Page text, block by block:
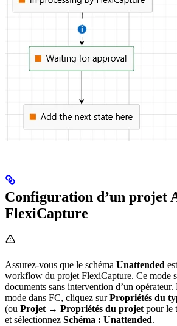
Configuration d’un projet
FlexiCapture
Assurez-vous que le schéma Unattended
workflow du projet FlexiCapture. Ce mode
documents sans intervention d’un
mode dans FC, cliquez surPropriétés du
(ou Projet → Propriétés du projet pour le
et sélectionnez Schéma : Unattended.